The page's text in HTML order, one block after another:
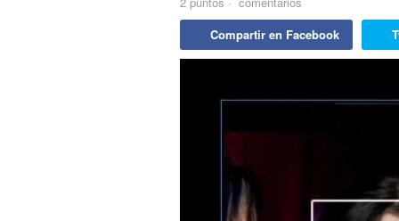
Compartir en Facebook